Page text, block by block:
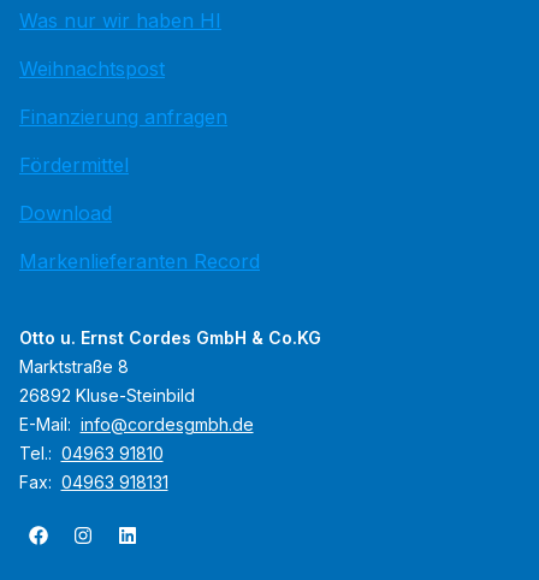
Was nur wir haben HI
Weihnachtspost
Finanzierung anfragen
Fördermittel
Download
Markenlieferanten Record
Otto u. Ernst Cordes GmbH & Co.KG
Marktstraße 8
26892 Kluse-Steinbild
E-Mail: info@cordesgmbh.de
Tel.: 04963 91810
Fax: 04963 918131